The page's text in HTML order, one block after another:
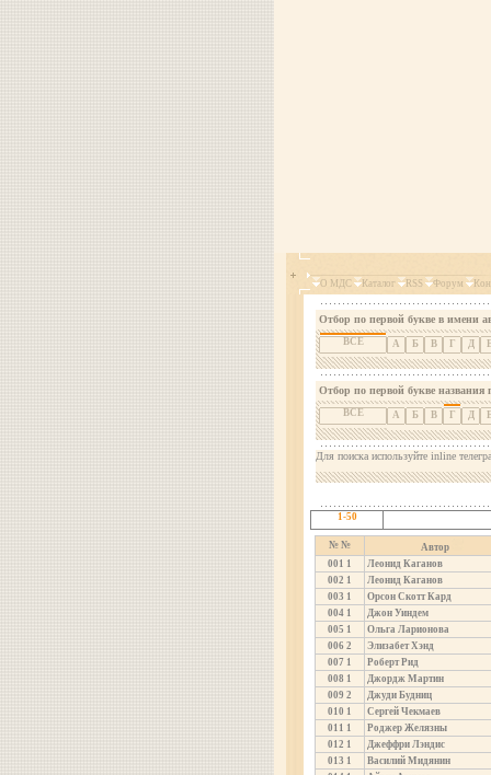
О МДС Каталог RSS Форум
Отбор по первой букве в имени
ВСЕ А Б В Г Д
Отбор по первой букве названия
ВСЕ А Б В Г Д
Для поиска используйте inline
1-50
№ №
Автор
001 1
Леонид Каганов
002 1
Леонид Каганов
003 1
Орсон Скотт Кард
004 1
Джон Уиндем
005 1
Ольга Ларионова
006 2
Элизабет Хэнд
007 1
Роберт Рид
008 1
Джордж Мартин
009 2
Джуди Будниц
010 1
Сергей Чекмаев
011 1
Роджер Желязны
012 1
Джеффри Лэндис
013 1
Василий Мидянин